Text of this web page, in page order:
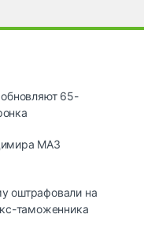
65-
МАЗ
оштрафовали на
таможенника